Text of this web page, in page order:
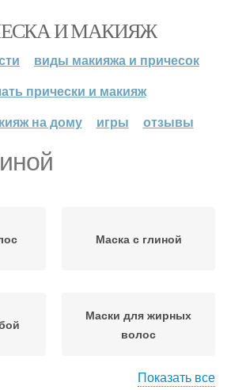
И МАКИЯЖ
виды макияжа и причесок
прически и макияж
на дому
игры отзывы
Маска с глиной
Маски для жирных
волос
Показать все